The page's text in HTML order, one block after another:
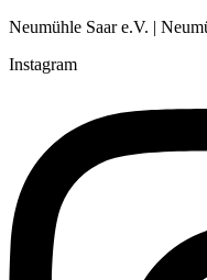
Neumühle Saar e.V. |
Instagram